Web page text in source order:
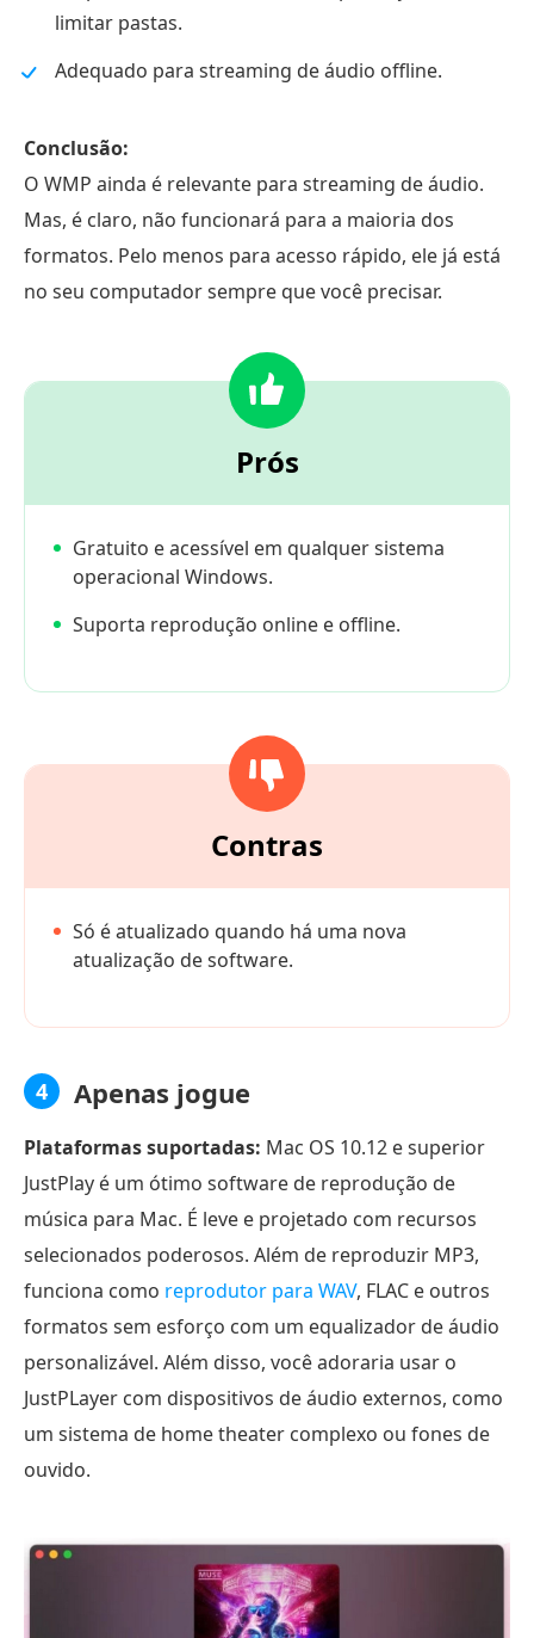
limitar pastas.
Adequado para streaming de áudio offline.
Conclusão:
O WMP ainda é relevante para streaming de áudio.
Mas, é claro, não funcionará para a maioria dos
formatos. Pelo menos para acesso rápido, ele já está
no seu computador sempre que você precisar.
Prós
Gratuito e acessível em qualquer sistema
operacional Windows.
Suporta reprodução online e offline.
Contras
Só é atualizado quando há uma nova
atualização de software.
4 Apenas jogue
Plataformas suportadas: Mac OS 10.12 e superior
JustPlay é um ótimo software de reprodução de
música para Mac. É leve e projetado com recursos
selecionados poderosos. Além de reproduzir MP3,
funciona como reprodutor para WAV, FLAC e outros
formatos sem esforço com um equalizador de áudio
personalizável. Além disso, você adoraria usar o
JustPLayer com dispositivos de áudio externos, como
um sistema de home theater complexo ou fones de
ouvido.